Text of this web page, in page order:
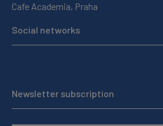
Cafe Academia, Praha
Social networks
Newsletter subscription